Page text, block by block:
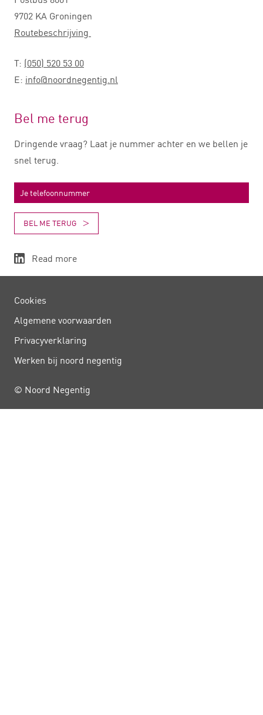
9702 KA Groningen
Routebeschrijving
T: (050) 520 53 00
E: info@noordnegentig.nl
Bel me terug
Dringende vraag? Laat je nummer achter en we bellen je
snel terug.
BEL ME TERUG
Read more
Cookies
Algemene voorwaarden
Privacy­verklaring
Werken bij noord negentig
© Noord Negentig